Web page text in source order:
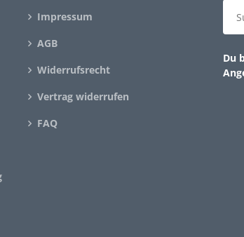
Impressum
AGB
Widerrufsrecht
Vertrag widerrufen
FAQ
Du